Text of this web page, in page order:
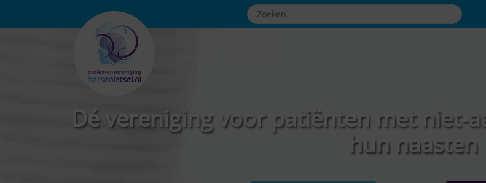
Dé vereniging voor patiënten met niet-
hun naasten